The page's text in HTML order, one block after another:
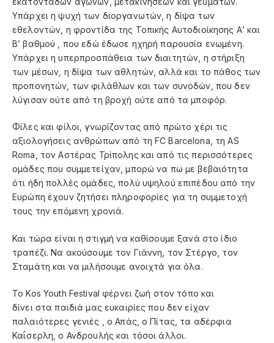
Υπάρχει η ψυχή των διοργανωτών, η δίψα των
εθελοντών, η φροντίδα της Τοπικής Αυτοδιοίκησης Α’ και
Β’ βαθμού , που εδώ έδωσε ηχηρή παρουσία ενωμένη.
Υπάρχει η υπερπροσπάθεια των διαιτητών, η στήριξη
των μέσων, η δίψα των αθλητών, αλλά και το πάθος των
προπονητών, των φιλάθλων και των συνοδών, που δεν
λύγισαν ούτε από τη βροχή ούτε από τα μποφόρ.
Φίλες και φίλοι, γνωρίζοντας από πρώτο χέρι τις
αξιολογήσεις ανθρώπων από τη FC Barcelona, τη AS
Roma, τον Αστέρας Τρίπολης και από τις περισσότερες
ομάδες που συμμετείχαν, μπορώ να πω με βεβαιότητα
ότι ήδη πολλές ομάδες, πολύ υψηλού επιπέδου από την
Ευρώπη έχουν ζητήσει πληροφορίες για τη συμμετοχή
τους την επόμενη χρονιά.
Και τώρα είναι η στιγμή να καθίσουμε ξανά στο ίδιο
τραπέζι. Να ακούσουμε τον Γιάννη, τον Στέργο, τον
Σταμάτη και να μιλήσουμε ανοιχτά για όλα.
Το Kos Youth Festival φέρνει ζωή στον τόπο και
δίνει στα παιδιά μας ευκαιρίες που δεν είχαν
παλαιότερες γενιές , ο Απάς, ο Πίτας, τα αδέρφια
Καΐσερλη, ο Ανδρουλής και τόσοι άλλοι.